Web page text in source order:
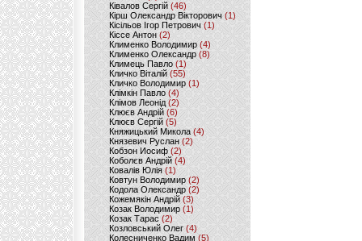
Ківалов Сергій(46)
Кірш Олександр Вікторович (1)
Кісільов Ігор Петрович (1)
Кіссе Антон (2)
Клименко Володимир(4)
Клименко Олександр (8)
Климець Павло (1)
Кличко Віталій(55)
Кличко Володимир (1)
Клімкін Павло (4)
Клімов Леонід(2)
Клюєв Андрій(6)
Клюєв Сергій (5)
Княжицький Микола(4)
Князевич Руслан (2)
Кобзон Иосиф(2)
Коболєв Андрій (4)
Ковалів Юлія(1)
Ковтун Володимир (2)
Кодола Олександр (2)
Кожемякін Андрій (3)
Козак Володимир (1)
Козак Тарас (2)
Козловський Олег(4)
Колесниченко Вадим (5)